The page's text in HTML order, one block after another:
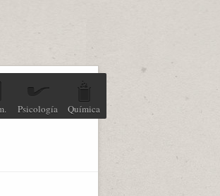
Psicología Química